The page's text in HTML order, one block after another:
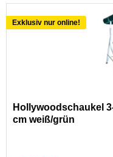
Exklusiv nur online!
Hollywoodschaukel
cm weiß/grün